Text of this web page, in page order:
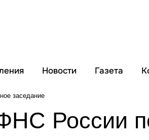
Новости Газета
заседание
России